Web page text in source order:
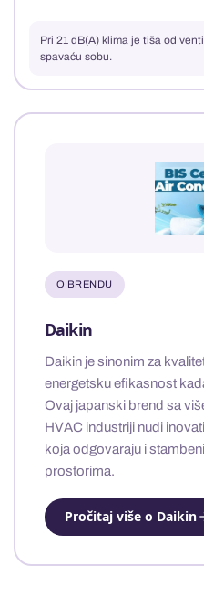
Pri 21 dB(A) klima je tiša od
spavaću sobu.
O BRENDU
Daikin
Daikin je sinonim za
energetsku efikasnost
Ovaj japanski brend sa
HVAC industriji nudi
koja odgovaraju i
prostorima.
Pročitaj više o Daikin